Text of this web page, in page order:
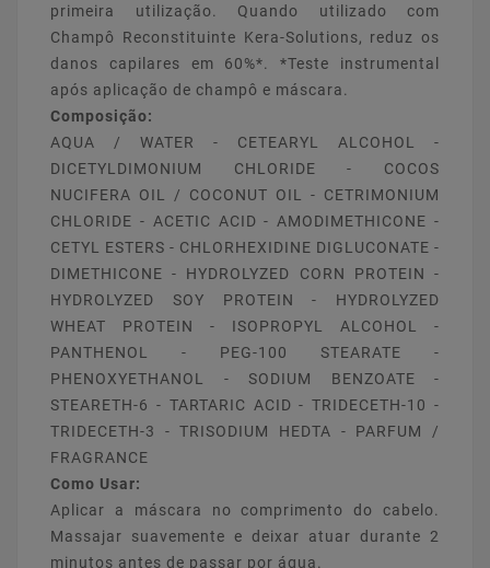
primeira utilização. Quando utilizado com
Champô Reconstituinte Kera-Solutions, reduz os
danos capilares em 60%*. *Teste instrumental
após aplicação de champô e máscara.
Composição:
AQUA / WATER - CETEARYL ALCOHOL -
DICETYLDIMONIUM CHLORIDE - COCOS
NUCIFERA OIL / COCONUT OIL - CETRIMONIUM
CHLORIDE - ACETIC ACID - AMODIMETHICONE -
CETYL ESTERS - CHLORHEXIDINE DIGLUCONATE -
DIMETHICONE - HYDROLYZED CORN PROTEIN -
HYDROLYZED SOY PROTEIN - HYDROLYZED
WHEAT PROTEIN - ISOPROPYL ALCOHOL -
PANTHENOL - PEG-100 STEARATE -
PHENOXYETHANOL - SODIUM BENZOATE -
STEARETH-6 - TARTARIC ACID - TRIDECETH-10 -
TRIDECETH-3 - TRISODIUM HEDTA - PARFUM /
FRAGRANCE
Como Usar:
Aplicar a máscara no comprimento do cabelo.
Massajar suavemente e deixar atuar durante 2
minutos antes de passar por água.